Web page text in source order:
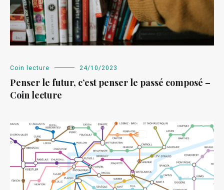
Coin lecture 24/10/2023
Penser le futur, c’est penser le passé composé –
Coin lecture